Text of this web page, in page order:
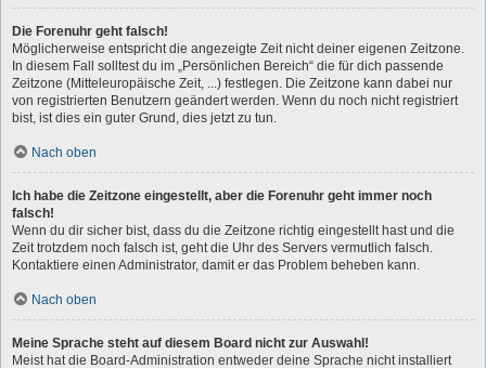
Die Forenuhr geht falsch!
Möglicherweise entspricht die angezeigte Zeit nicht deiner eigenen Zeitzone.
In diesem Fall solltest du im „Persönlichen Bereich“ die für dich passende
Zeitzone (Mitteleuropäische Zeit, ...) festlegen. Die Zeitzone kann dabei nur
von registrierten Benutzern geändert werden. Wenn du noch nicht registriert
bist, ist dies ein guter Grund, dies jetzt zu tun.
Nach oben
Ich habe die Zeitzone eingestellt, aber die Forenuhr geht immer noch
falsch!
Wenn du dir sicher bist, dass du die Zeitzone richtig eingestellt hast und die
Zeit trotzdem noch falsch ist, geht die Uhr des Servers vermutlich falsch.
Kontaktiere einen Administrator, damit er das Problem beheben kann.
Nach oben
Meine Sprache steht auf diesem Board nicht zur Auswahl!
Meist hat die Board-Administration entweder deine Sprache nicht installiert